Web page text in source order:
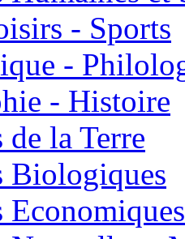
- Sports
-
- Histoire
de la Terre
Biologiques
Economiques